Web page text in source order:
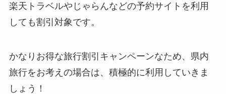
楽天トラベルやじゃらんなどの予約サイトを利用
しても割引対象です。
かなりお得な旅行割引キャンペーンなため、県内
旅行をお考えの場合は、積極的に利用していきま
しょう！